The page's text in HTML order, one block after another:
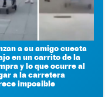
a su amigo cuesta
en un carrito de la
y lo que ocurre al
a la carretera
imposible